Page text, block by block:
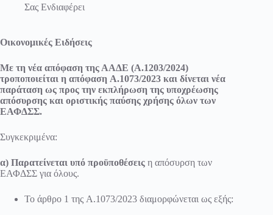
Σας Ενδιαφέρει
Οικονομικές Ειδήσεις
Με τη νέα απόφαση της ΑΑΔΕ (Α.1203/2024)
τροποποιείται η απόφαση Α.1073/2023 και δίνεται νέα
παράταση ως προς την εκπλήρωση της υποχρέωσης
απόσυρσης και οριστικής παύσης χρήσης όλων των
ΕΑΦΔΣΣ.
Συγκεκριμένα:
α) Παρατείνεται υπό προϋποθέσεις η απόσυρση των
ΕΑΦΔΣΣ για όλους.
Το άρθρο 1 της Α.1073/2023 διαμορφώνεται ως εξής: